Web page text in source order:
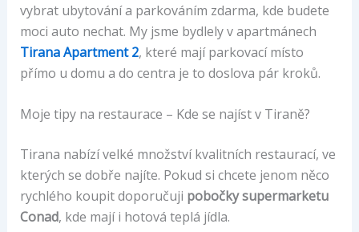
vybrat ubytování a parkováním zdarma, kde budete
moci auto nechat. My jsme bydlely v apartmánech
Tirana Apartment 2, které mají parkovací místo
přímo u domu a do centra je to doslova pár kroků.
Moje tipy na restaurace – Kde se najíst v Tiraně?
Tirana nabízí velké množství kvalitních restaurací, ve
kterých se dobře najíte. Pokud si chcete jenom něco
rychlého koupit doporučuji pobočky supermarketu
Conad, kde mají i hotová teplá jídla.